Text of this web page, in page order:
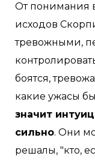
От понимания
исходов
тревожными,
боятся,
какие ужасы
значит
сильно. Они
решалы, "кто,